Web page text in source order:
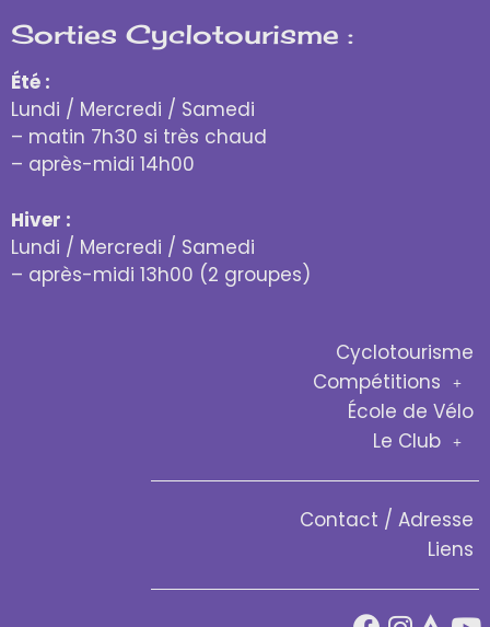
Sorties Cyclotourisme :
Été :
Lundi / Mercredi / Samedi
– matin 7h30 si très chaud
– après-midi 14h00
Hiver :
Lundi / Mercredi / Samedi
– après-midi 13h00 (2 groupes)
Cyclotourisme
Compétitions
École de Vélo
Le Club
Contact / Adresse
Liens